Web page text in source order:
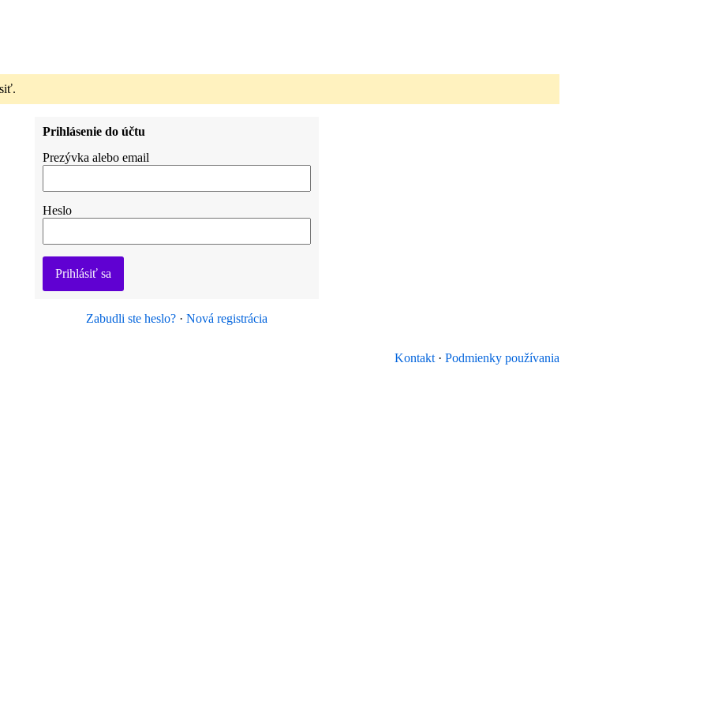
Prihlásenie do účtu
Prezývka alebo email
Heslo
Prihlásiť sa
Zabudli ste heslo? · Nová registrácia
Kontakt · Podmienky používania